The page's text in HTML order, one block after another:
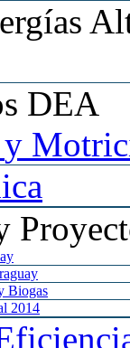
DEA
y
Biogas
2014